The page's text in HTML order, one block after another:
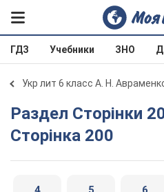
ГДЗ Учебники ЗНО
Укр лит 6 класс А. Н.
Раздел Сторінки 200 - 254.
Сторінка 200